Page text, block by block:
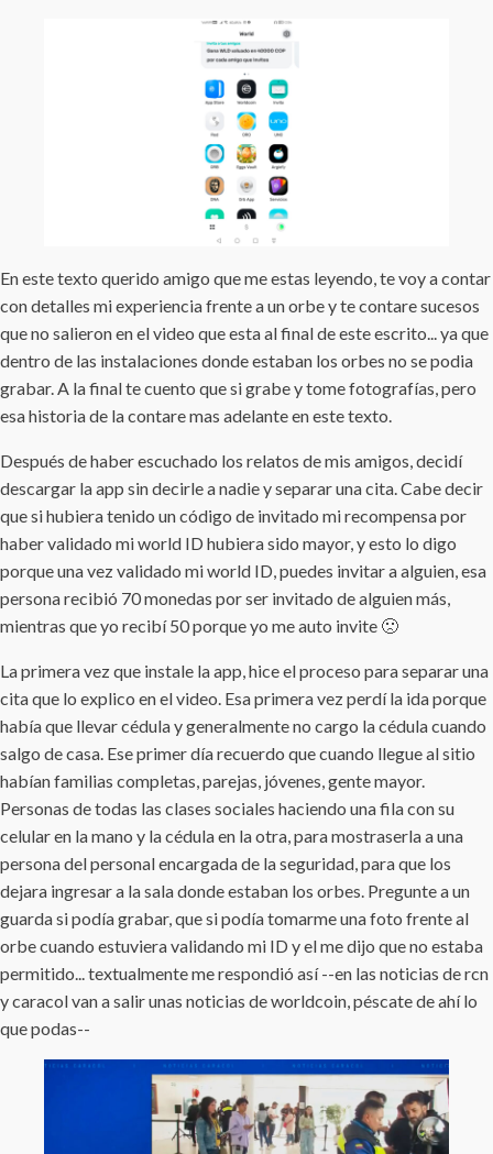
En este texto querido amigo que me estas leyendo, te voy a contar
con detalles mi experiencia frente a un orbe y te contare sucesos
que no salieron en el video que esta al final de este escrito... ya que
dentro de las instalaciones donde estaban los orbes no se podia
grabar. A la final te cuento que si grabe y tome fotografías, pero
esa historia de la contare mas adelante en este texto.
Después de haber escuchado los relatos de mis amigos, decidí
descargar la app sin decirle a nadie y separar una cita. Cabe decir
que si hubiera tenido un código de invitado mi recompensa por
haber validado mi world ID hubiera sido mayor, y esto lo digo
porque una vez validado mi world ID, puedes invitar a alguien, esa
persona recibió 70 monedas por ser invitado de alguien más,
mientras que yo recibí 50 porque yo me auto invite 🙁
La primera vez que instale la app, hice el proceso para separar una
cita que lo explico en el video. Esa primera vez perdí la ida porque
había que llevar cédula y generalmente no cargo la cédula cuando
salgo de casa. Ese primer día recuerdo que cuando llegue al sitio
habían familias completas, parejas, jóvenes, gente mayor.
Personas de todas las clases sociales haciendo una fila con su
celular en la mano y la cédula en la otra, para mostraserla a una
persona del personal encargada de la seguridad, para que los
dejara ingresar a la sala donde estaban los orbes. Pregunte a un
guarda si podía grabar, que si podía tomarme una foto frente al
orbe cuando estuviera validando mi ID y el me dijo que no estaba
permitido... textualmente me respondió así --en las noticias de rcn
y caracol van a salir unas noticias de worldcoin, péscate de ahí lo
que podas--